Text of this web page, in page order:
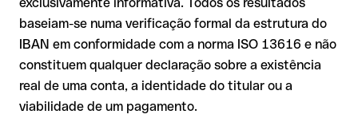
Um IBAN pode passar todos os controlos matemáticos e não
corresponder a nenhuma conta real. Por exemplo, se foram
transpostos dígitos e a combinação resultante é formalmente
válida.
O banco destinatário é obrigado a colaborar na
recuperação dos fundos;
A sua instituição pode iniciar um processo de reclamação a
seu pedido;
A devolução não está garantida, especialmente se o
destinatário já tiver utilizado o dinheiro
baseiam-se numa verificação formal da estrutura do
IBAN em conformidade com a norma ISO 13616 e não
constituem qualquer declaração sobre a existência
real de uma conta, a identidade do titular ou a
viabilidade de um pagamento.